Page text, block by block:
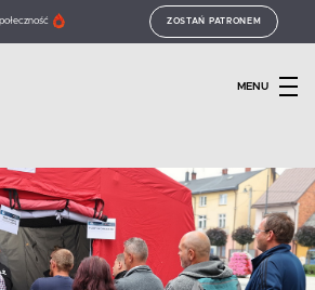
ZOSTAŃ PATRONEM
MENU